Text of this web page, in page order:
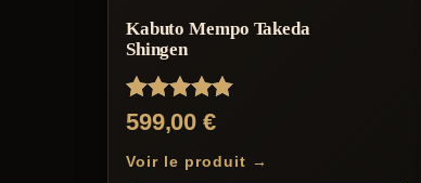
Kabuto Mempo Takeda
Shingen
Note
5.00
sur 5
599,00€
Voir le produit →